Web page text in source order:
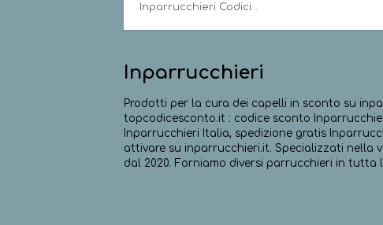
Inparrucchieri Codici
Inparrucchieri
Prodotti per la cura dei capelli in sconto su
topcodicesconto.it : codice sconto
Inparrucchieri Italia, spedizione gratis
attivare su inparrucchieri.it. Specializzati nella
dal 2020. Forniamo diversi parrucchieri in tutta